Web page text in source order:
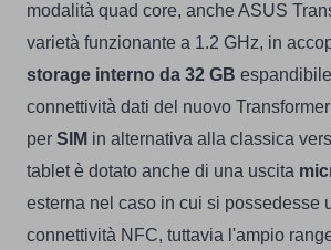
modalità quad core, anche ASUS
varietà funzionante a 1.2 GHz, in
storage interno da 32 GB
connettività dati del nuovo
per SIM in alternativa alla classica
tablet è dotato anche di una uscita
esterna nel caso in cui si possedesse
connettività NFC, tuttavia l'ampio